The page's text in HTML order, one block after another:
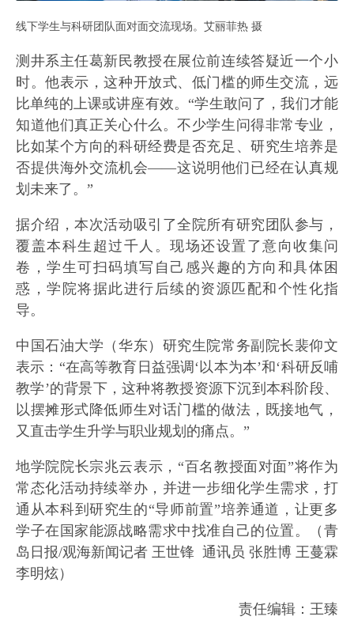
线下学生与科研团队面对面交流现场。艾丽菲热 摄
测井系主任葛新民教授在展位前连续答疑近一个小
时。他表示，这种开放式、低门槛的师生交流，远
比单纯的上课或讲座有效。“学生敢问了，我们才能
知道他们真正关心什么。不少学生问得非常专业，
比如某个方向的科研经费是否充足、研究生培养是
否提供海外交流机会——这说明他们已经在认真规
划未来了。”
据介绍，本次活动吸引了全院所有研究团队参与，
覆盖本科生超过千人。现场还设置了意向收集问
卷，学生可扫码填写自己感兴趣的方向和具体困
惑，学院将据此进行后续的资源匹配和个性化指
导。
中国石油大学（华东）研究生院常务副院长裴仰文
表示：“在高等教育日益强调‘以本为本’和‘科研反哺
教学’的背景下，这种将教授资源下沉到本科阶段、
以摆摊形式降低师生对话门槛的做法，既接地气，
又直击学生升学与职业规划的痛点。”
地学院院长宗兆云表示，“百名教授面对面”将作为
常态化活动持续举办，并进一步细化学生需求，打
通从本科到研究生的“导师前置”培养通道，让更多
学子在国家能源战略需求中找准自己的位置。（青
岛日报/观海新闻记者 王世锋 通讯员 张胜博 王蔓霖
李明炫）
责任编辑：王臻